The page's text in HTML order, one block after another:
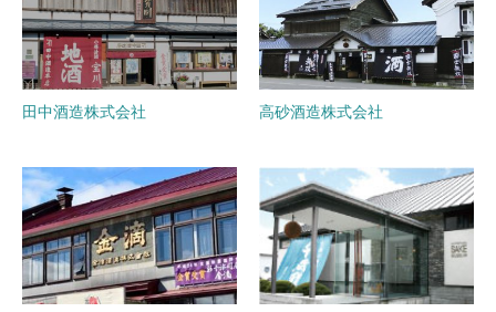
田中酒造株式会社 高砂酒造株式会社